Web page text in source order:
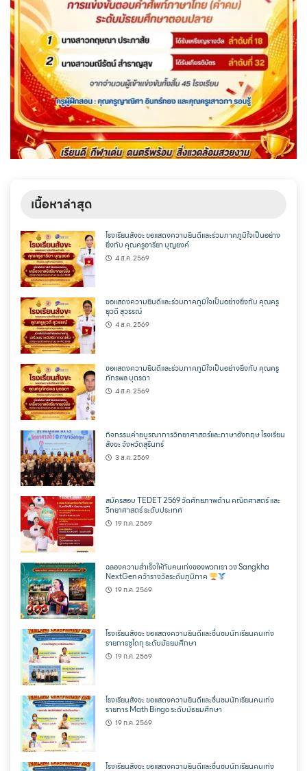
เนื้อหาล่าสุด
โรงเรียนสังขะ ขอแสดงความยินดีและร่วมภาคภูมิใจเป็นอย่าง
ยิ่งกับ คุณครูอารียา บุญยงค์
4 ส.ค. 2569
ขอแสดงความยินดีและร่วมภาคภูมิใจเป็นอย่างยิ่งกับ คุณครู
ยุวดี สุวรรณ์
4 ส.ค. 2569
ขอแสดงความยินดีและร่วมภาคภูมิใจเป็นอย่างยิ่งกับ คุณครู
ภัทรพล บุตรดา
4 ส.ค. 2569
กิจกรรมค่ายบูรณาการวิทยาศาสตร์และภาษาอังกฤษ โรงเรียน
สังขะ จังหวัดสุรินทร์
3 ส.ค. 2569
สมัครสอบ TEDET 2569 วัดศักยภาพด้าน คณิตศาสตร์ และ
วิทยาศาสตร์ ระดับประเทศ
19 ก.ค. 2569
ฉลองความสำเร็จให้กับคนเก่งของพวกเรา วง Sangkha
NextGen คว้ารางวัลระดับภูมิภาค
19 ก.ค. 2569
โรงเรียนสังขะ ขอแสดงความยินดีและชื่นชมนักเรียนคนเก่ง
รายการซูโดกุ ระดับมัธยมศึกษา
19 ก.ค. 2569
โรงเรียนสังขะ ขอแสดงความยินดีและชื่นชมนักเรียนคนเก่ง
รายการ Math Bingo ระดับมัธยมศึกษา
19 ก.ค. 2569
โรงเรียนสังขะ ขอแสดงความยินดีและชื่นชมนักเรียนคนเก่ง